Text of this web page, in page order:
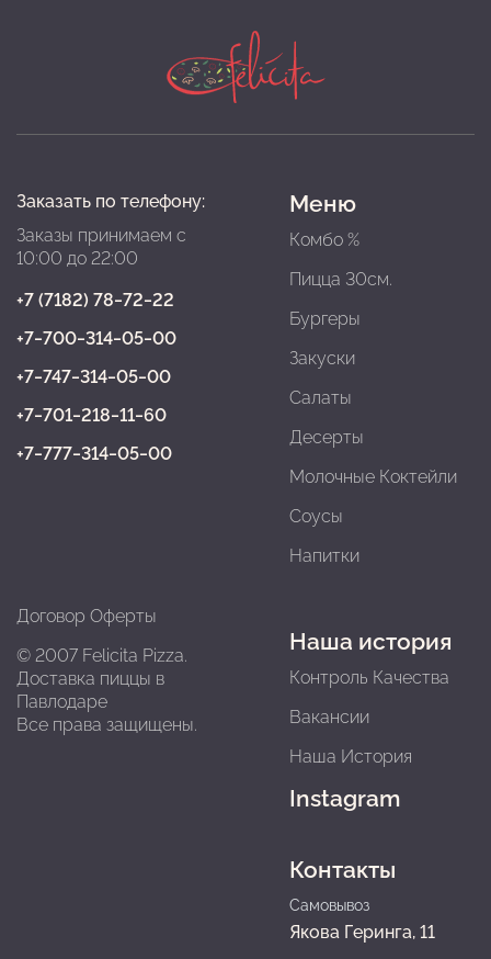
Заказать по телефону:
Заказы принимаем с
10:00 до 22:00
+7 (7182) 78‒72‒22
+7‒700‒314‒05‒00
+7‒747‒314‒05‒00
+7‒701‒218‒11‒60
+7‒777‒314‒05‒00
Договор Оферты
© 2007 Felicita Pizza.
Доставка пиццы в
Павлодарe
Все права защищены.
Меню
Комбо %
Пицца 30см.
Бургеры
Закуски
Салаты
Десерты
Молочные Коктейли
Соусы
Напитки
Наша история
Контроль Качества
Вакансии
Наша История
Instagram
Контакты
Самовывоз
Якова Геринга, 11